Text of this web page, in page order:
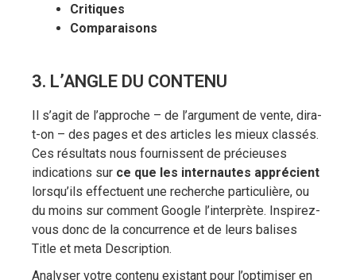
Critiques
Comparaisons
3. L’ANGLE DU CONTENU
Il s’agit de l’approche – de l’argument de vente, dira-
t-on – des pages et des articles les mieux classés.
Ces résultats nous fournissent de précieuses
indications sur ce que les internautes apprécient
lorsqu’ils effectuent une recherche particulière, ou
du moins sur comment Google l’interprète. Inspirez-
vous donc de la concurrence et de leurs balises
Title et meta Description.
Analyser votre contenu existant pour l’optimiser en